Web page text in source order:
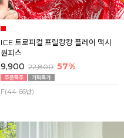
ICE 트로피컬 프릴캉캉 플레어 맥시
원피스
9,900 22,800 57%
F(44-66반)